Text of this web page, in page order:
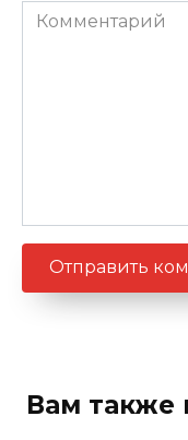
Комментарий
Вам также